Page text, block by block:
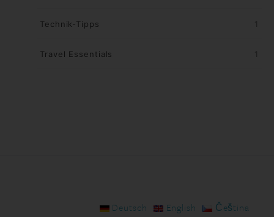
Technik-Tipps 1
Travel Essentials 1
Deutsch English
Čeština